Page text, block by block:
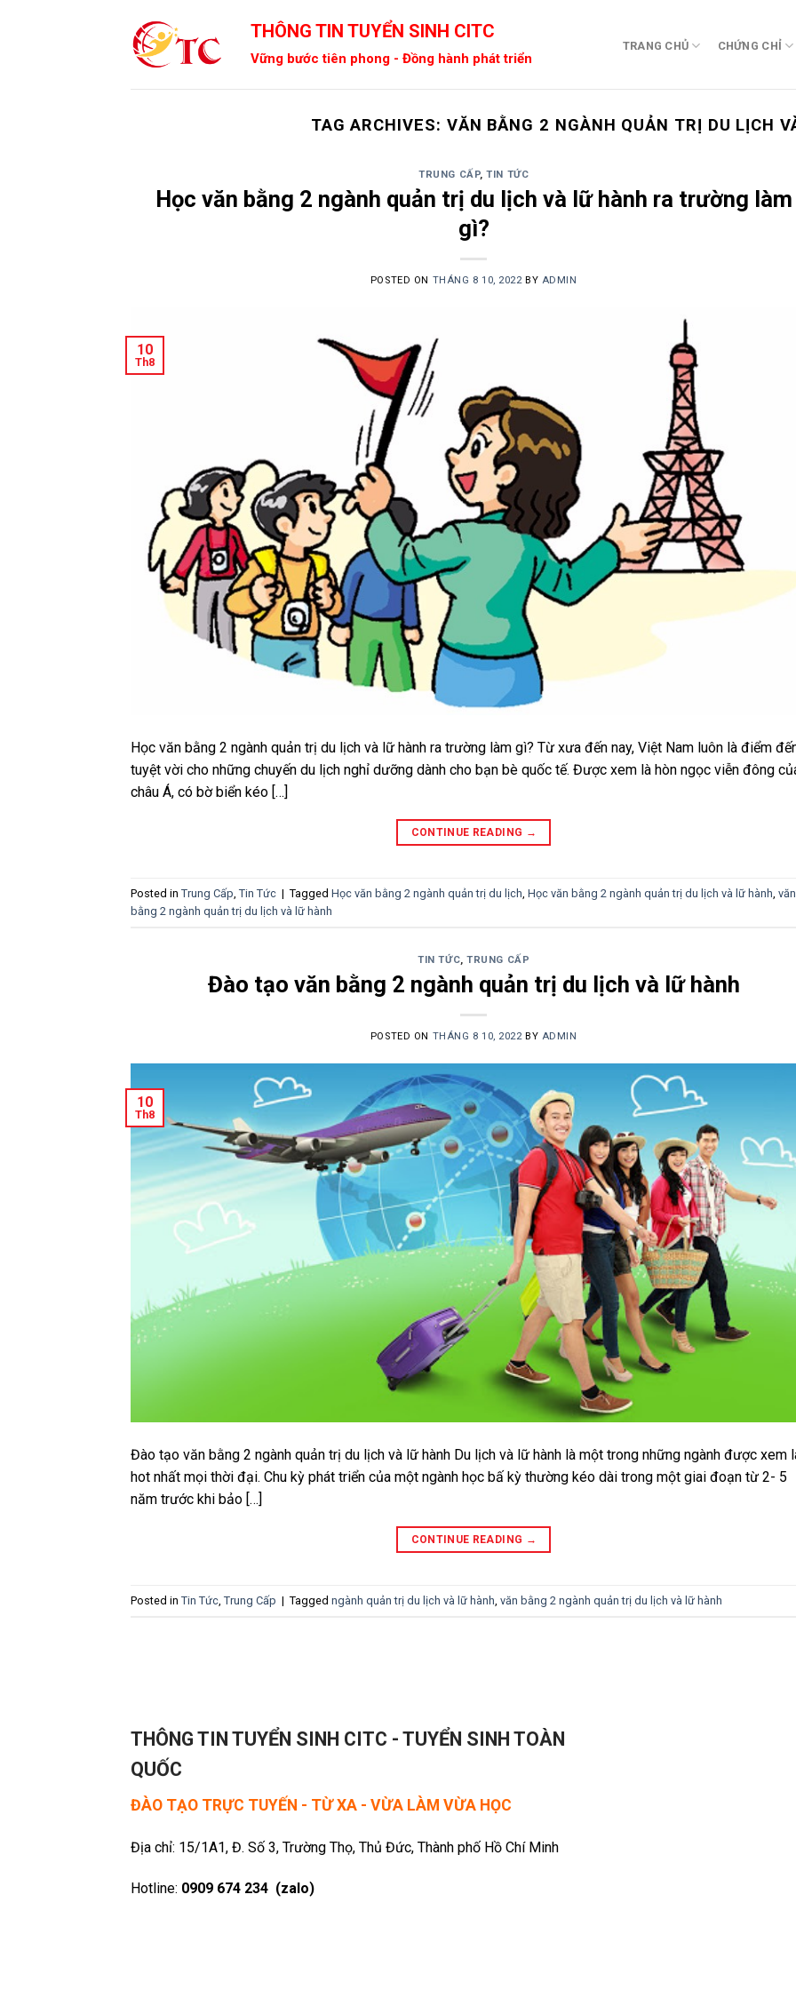
THÔNG TIN TUYỂN SINH CITC
Vững bước tiên phong - Đồng hành phát triển
TRANG CHỦ CHỨNG CHỈ
TAG ARCHIVES: VĂN BẰNG 2 NGÀNH QUẢN TRỊ DU LỊCH
TRUNG CẤP,TIN TỨC
Học văn bằng 2 ngành quản trị du lịch và lữ hành ra trường làm
gì?
POSTED ON THÁNG 8 10, 2022BY ADMIN
10
Th8
Học văn bằng 2 ngành quản trị du lịch và lữ hành ra trường làm gì? Từ xưa đến nay, Việt Nam luôn là điểm
tuyệt vời cho những chuyến du lịch nghỉ dưỡng dành cho bạn bè quốc tế. Được xem là hòn ngọc viễn đông
châu Á, có bờ biển kéo […]
CONTINUE READING →
Posted in Trung Cấp Tin Tức | Tagged Học văn bằng 2 ngành quản trị du lịch Học văn bằng 2 ngành quản trị du lịch và lữ hành văn
bằng 2 ngành quản trị du lịch và lữ hành
TIN TỨC,TRUNG CẤP
Đào tạo văn bằng 2 ngành quản trị du lịch và lữ hành
POSTED ON THÁNG 8 10, 2022BY ADMIN
10
Th8
Đào tạo văn bằng 2 ngành quản trị du lịch và lữ hành Du lịch và lữ hành là một trong những ngành được xem
hot nhất mọi thời đại. Chu kỳ phát triển của một ngành học bấ kỳ thường kéo dài trong một giai đoạn từ 2- 5
năm trước khi bảo […]
CONTINUE READING →
Posted in Tin Tức Trung Cấp | Tagged ngành quản trị du lịch và lữ hành văn bằng 2 ngành quản trị du lịch và lữ hành
THÔNG TIN TUYỂN SINH CITC - TUYỂN SINH TOÀN
QUỐC
ĐÀO TẠO TRỰC TUYẾN - TỪ XA - VỪA LÀM VỪA HỌC
Địa chỉ: 15/1A1, Đ. Số 3, Trường Thọ, Thủ Đức, Thành phố Hồ Chí Minh
Hotline: 0909 674 234 (zalo)